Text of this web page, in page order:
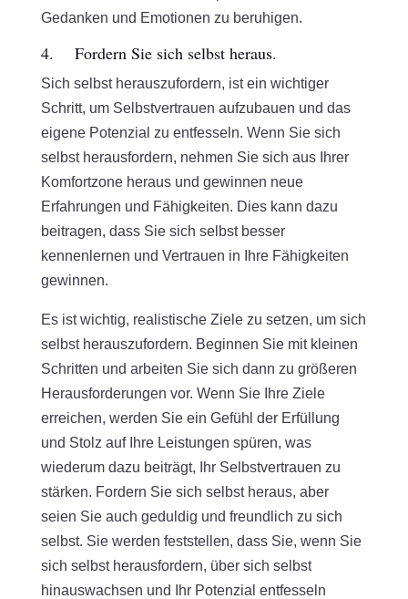
Gedanken und Emotionen zu beruhigen.
4. Fordern Sie sich selbst heraus.
Sich selbst herauszufordern, ist ein wichtiger
Schritt, um Selbstvertrauen aufzubauen und das
eigene Potenzial zu entfesseln. Wenn Sie sich
selbst herausfordern, nehmen Sie sich aus Ihrer
Komfortzone heraus und gewinnen neue
Erfahrungen und Fähigkeiten. Dies kann dazu
beitragen, dass Sie sich selbst besser
kennenlernen und Vertrauen in Ihre Fähigkeiten
gewinnen.
Es ist wichtig, realistische Ziele zu setzen, um sich
selbst herauszufordern. Beginnen Sie mit kleinen
Schritten und arbeiten Sie sich dann zu größeren
Herausforderungen vor. Wenn Sie Ihre Ziele
erreichen, werden Sie ein Gefühl der Erfüllung
und Stolz auf Ihre Leistungen spüren, was
wiederum dazu beiträgt, Ihr Selbstvertrauen zu
stärken. Fordern Sie sich selbst heraus, aber
seien Sie auch geduldig und freundlich zu sich
selbst. Sie werden feststellen, dass Sie, wenn Sie
sich selbst herausfordern, über sich selbst
hinauswachsen und Ihr Potenzial entfesseln